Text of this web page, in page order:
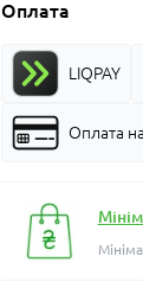
Оплата
LIQPAY
Оплата